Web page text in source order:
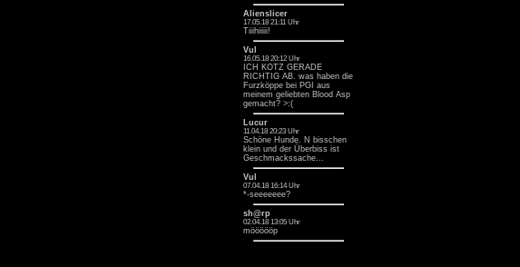
Alienslicer
17.05.18 21:11 Uhr
Tiiihiiiii!
Vul
16.05.18 20:12 Uhr
ICH KOTZ GERADE
RICHTIG AB. was haben die
Furzköppe bei PGI aus
meinem geliebten Blood Asp
gemacht? >:(
Lucur
11.04.18 20:23 Uhr
Schöne Hunde. N bisschen
klein und der Überbiss ist
Geschmackssache...
Vul
07.04.18 16:14 Uhr
*-seeeeeee?
sh@rp
02.04.18 13:05 Uhr
möööööp